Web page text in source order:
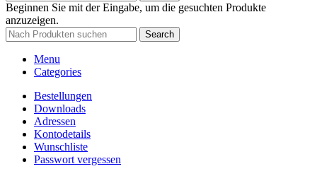
Beginnen Sie mit der Eingabe, um die gesuchten Produkte
anzuzeigen.
Search
Menu
Categories
Bestellungen
Downloads
Adressen
Kontodetails
Wunschliste
Passwort vergessen